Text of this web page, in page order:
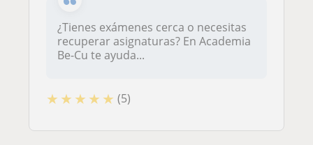
¿Tienes exámenes cerca o necesitas
recuperar asignaturas? En Academia
Be-Cu te ayuda...
★ ★ ★ ★ ★ (5)